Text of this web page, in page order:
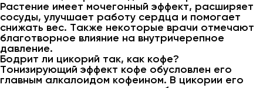
Растение имеет мочегонный эффект, расширяет
сосуды, улучшает работу сердца и помогает
снижать вес. Также некоторые врачи отмечают
благотворное влияние на внутричерепное
давление.
Бодрит ли цикорий так, как кофе?
Тонизирующий эффект кофе обусловлен его
главным алкалоидом кофеином. В цикории его